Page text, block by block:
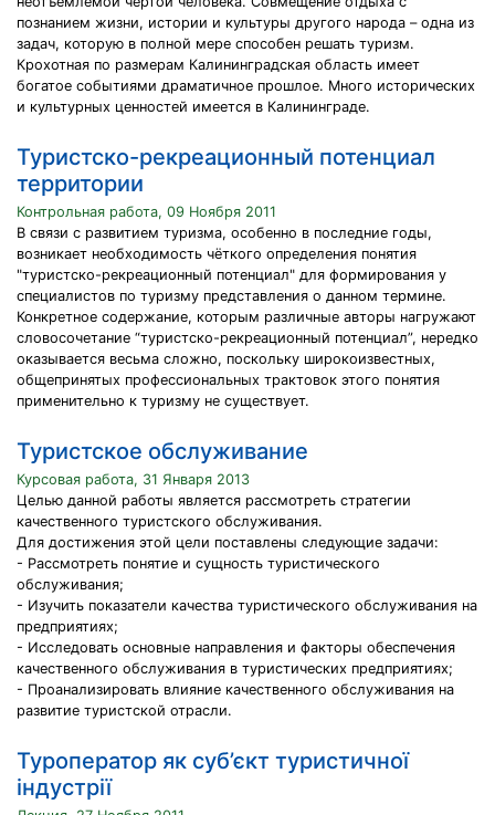
познанием жизни, истории и культуры другого народа – одна из
задач, которую в полной мере способен решать туризм.
Крохотная по размерам Калининградская область имеет
богатое событиями драматичное прошлое. Много исторических
и культурных ценностей имеется в Калининграде.
Туристско-рекреационный потенциал
территории
Контрольная работа, 09 Ноября 2011
В связи с развитием туризма, особенно в последние годы,
возникает необходимость чёткого определения понятия
"туристско-рекреационный потенциал" для формирования у
специалистов по туризму представления о данном термине.
Конкретное содержание, которым различные авторы нагружают
словосочетание “туристско-рекреационный потенциал”, нередко
оказывается весьма сложно, поскольку широкоизвестных,
общепринятых профессиональных трактовок этого понятия
применительно к туризму не существует.
Туристское обслуживание
Курсовая работа, 31 Января 2013
Целью данной работы является рассмотреть стратегии
качественного туристского обслуживания.
Для достижения этой цели поставлены следующие задачи:
- Рассмотреть понятие и сущность туристического
обслуживания;
- Изучить показатели качества туристического обслуживания на
предприятиях;
- Исследовать основные направления и факторы обеспечения
качественного обслуживания в туристических предприятиях;
- Проанализировать влияние качественного обслуживания на
развитие туристской отрасли.
Туроператор як суб’єкт туристичної
індустрії